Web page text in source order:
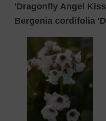
'Dragonfly Angel
Bergenia cordifolia